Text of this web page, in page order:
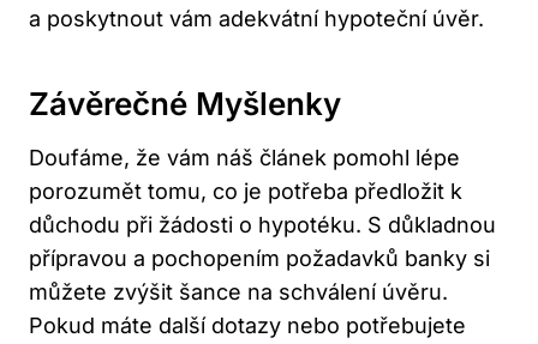
a poskytnout vám adekvátní hypoteční úvěr.
Závěrečné Myšlenky
Doufáme, že vám náš článek pomohl lépe
porozumět tomu, co je potřeba předložit k
důchodu při žádosti o hypotéku. S důkladnou
přípravou a pochopením požadavků banky si
můžete zvýšit šance na schválení úvěru.
Pokud máte další dotazy nebo potřebujete